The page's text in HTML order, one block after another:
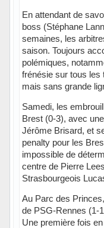
En attendant de
boss (Stéphane
semaines, les
saison. Toujours
polémiques,
frénésie sur tous les
mais sans grande
Samedi, les
Brest (0-3), avec
Jérôme Brisard, et
penalty pour les
impossible de
centre de Pierre
Strasbourgeois
Au Parc des
de PSG-Rennes (1-
Une première fois